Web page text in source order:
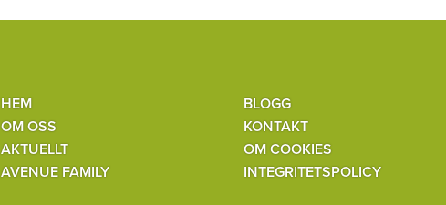
HEM
OM OSS
AKTUELLT
AVENUE FAMILY
BLOGG
KONTAKT
OM COOKIES
INTEGRITETSPOLICY